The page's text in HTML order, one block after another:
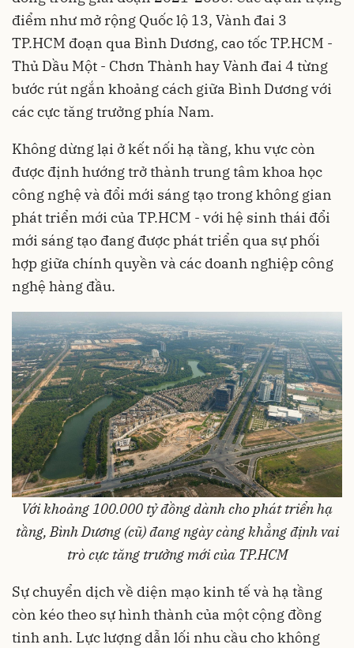
điểm như mở rộng Quốc lộ 13, Vành đai 3
TP.HCM đoạn qua Bình Dương, cao tốc TP.HCM -
Thủ Dầu Một - Chơn Thành hay Vành đai 4 từng
bước rút ngắn khoảng cách giữa Bình Dương với
các cực tăng trưởng phía Nam.
Không dừng lại ở kết nối hạ tầng, khu vực còn
được định hướng trở thành trung tâm khoa học
công nghệ và đổi mới sáng tạo trong không gian
phát triển mới của TP.HCM - với hệ sinh thái đổi
mới sáng tạo đang được phát triển qua sự phối
hợp giữa chính quyền và các doanh nghiệp công
nghệ hàng đầu.
Với khoảng 100.000 tỷ đồng dành cho phát triển hạ
tầng, Bình Dương (cũ) đang ngày càng khẳng định vai
trò cực tăng trưởng mới của TP.HCM
Sự chuyển dịch về diện mạo kinh tế và hạ tầng
còn kéo theo sự hình thành của một cộng đồng
tinh anh. Lực lượng dẫn lối nhu cầu cho không